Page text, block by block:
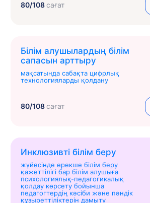
80/108сағат
Білім алушылардың білім
сапасын арттыру
мақсатында сабақта цифрлық
технологияларды қолдану
80/108сағат
Инклюзивті білім беру
жүйесінде ерекше білім беру
қажеттілігі бар білім алушыға
психологиялық-педагогикалық
қолдау көрсету бойынша
педагогтердің кәсіби және пәндік
құзыреттіліктерін дамыту